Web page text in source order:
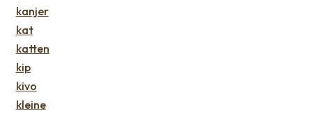
kanjer
kat
katten
kip
kivo
kleine